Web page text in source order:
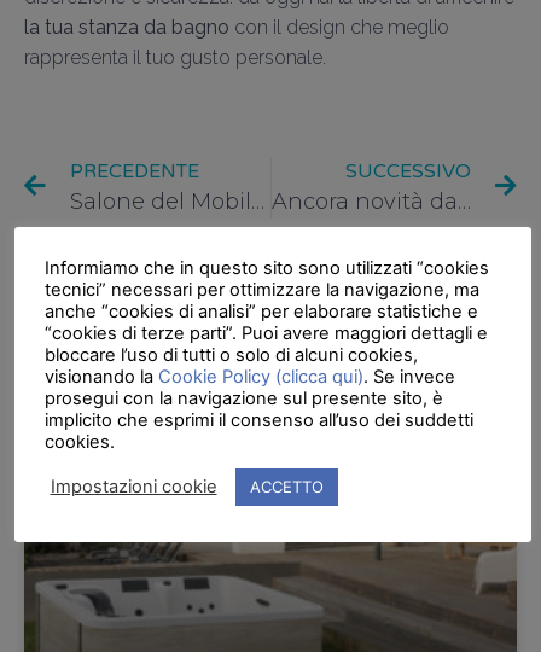
la tua stanza da bagno con il design che meglio
rappresenta il tuo gusto personale.
PRECEDENTE
Salone del Mobile di Milano 2016: Puro, White SPAce ed eleganza
SUCCESSIVO
Ancora novità dal Salone del Mobile 2016!
LEGGI ALTRO...
Informiamo che in questo sito sono utilizzati “cookies
tecnici” necessari per ottimizzare la navigazione, ma
anche “cookies di analisi” per elaborare statistiche e
“cookies di terze parti”. Puoi avere maggiori dettagli e
bloccare l’uso di tutti o solo di alcuni cookies,
visionando la Cookie Policy (clicca qui). Se invece
prosegui con la navigazione sul presente sito, è
implicito che esprimi il consenso all’uso dei suddetti
cookies.
Impostazioni cookie ACCETTO